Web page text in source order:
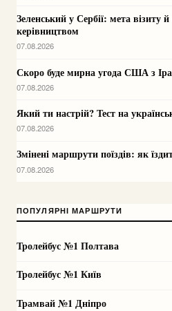
Зеленський у Сербії: мета візиту
керівництвом
07.08.2026
Скоро буде мирна угода США з
07.08.2026
Який ти настрій? Тест на
07.08.2026
Змінені маршрути поїздів: як
07.08.2026
ПОПУЛЯРНІ МАРШРУТИ
Тролейбус №1 Полтава
Тролейбус №1 Київ
Трамвай №1 Дніпро